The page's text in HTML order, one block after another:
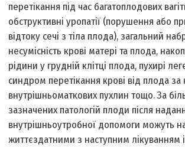
перетікання під час багатоплодових
обструктивні уропатії (порушення або
відтоку сечі з тіла плода), загальний
несумісність крові матері та плода,
рідини у грудній клітці плода, пухирі
синдром перетікання крові від плода за
внутрішньоматкових пухлин тощо. За
зазначених патологій плоди після
внутрішньоутробної допомоги можуть
життєздатними з наступним лікуванням